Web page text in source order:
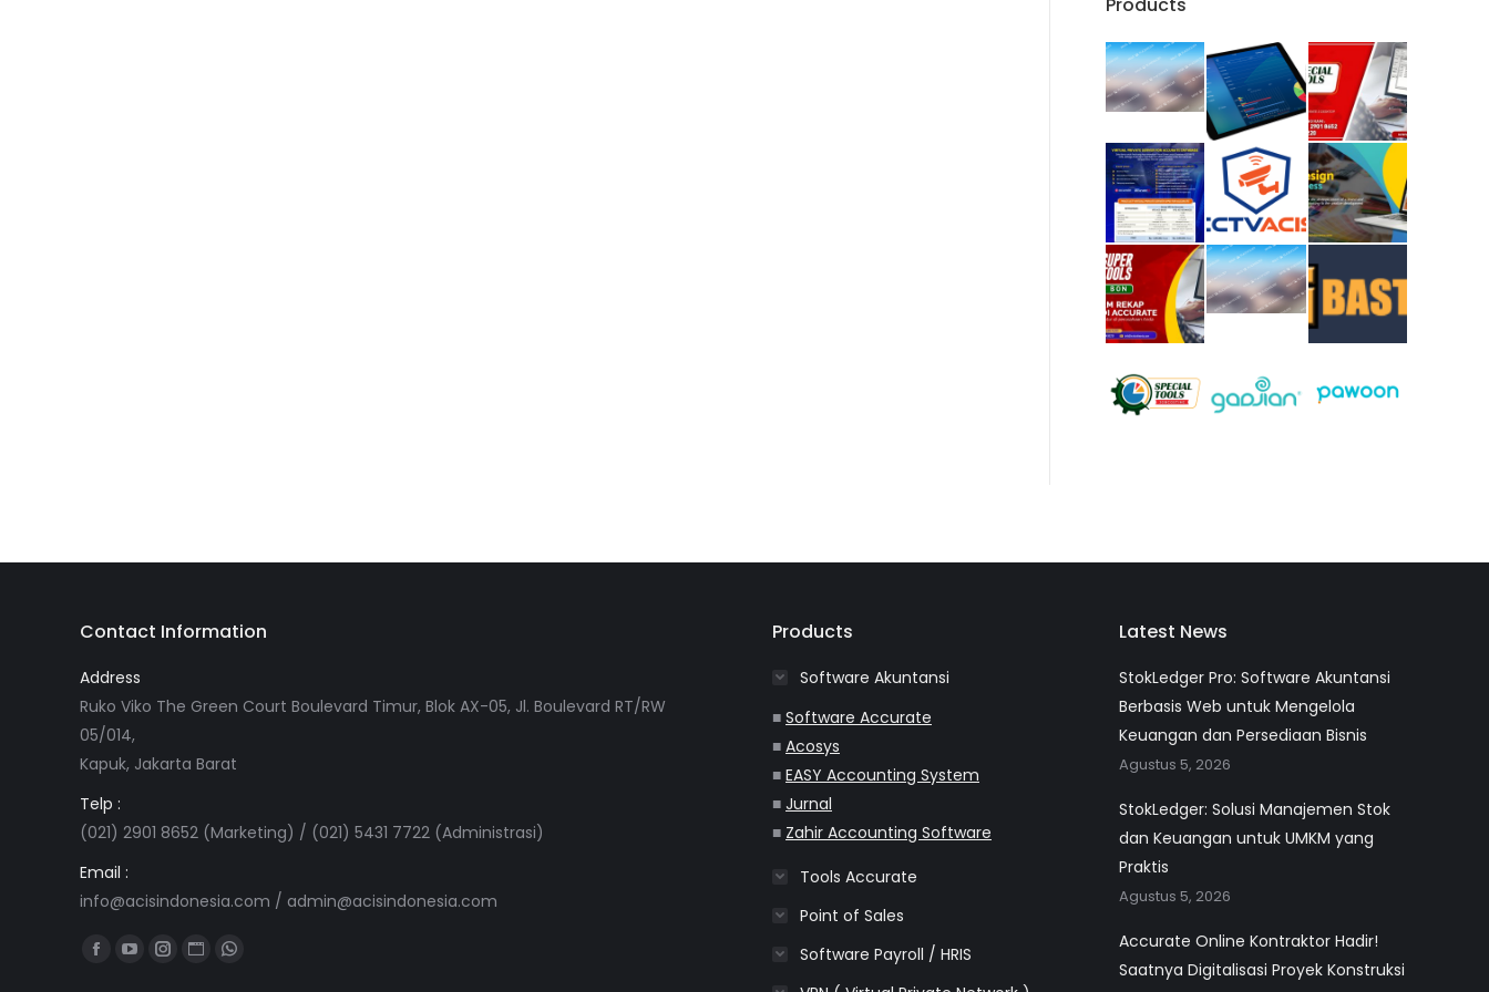
Contact Information
Address
Ruko Viko The Green Court Boulevard Timur, Blok AX-05, Jl. Boulevard RT/RW
05/014,
Kapuk, Jakarta Barat
Telp :
(021) 2901 8652 (Marketing) / (021) 5431 7722 (Administrasi)
Email :
info@acisindonesia.com / admin@acisindonesia.com
Find us on:
FacebookYouTube
Instagram
WebsiteWhatsapp
Products
Software Akuntansi
■ Software Accurate
■ Acosys
■ EASY Accounting System
■ Jurnal
■ Zahir Accounting Software
Tools Accurate
Point of Sales
Software Payroll / HRIS
Latest News
StokLedger Pro: Software Akuntansi
Berbasis Web untuk Mengelola
Keuangan dan Persediaan Bisnis
Agustus 5, 2026
StokLedger: Solusi Manajemen Stok
dan Keuangan untuk UMKM yang
Praktis
Agustus 5, 2026
Accurate Online Kontraktor Hadir!
Saatnya Digitalisasi Proyek Konstruksi